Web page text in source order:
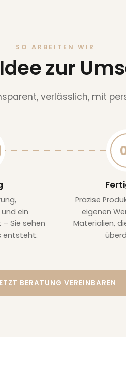
SO ARBEITEN WIR
zur
verlässlich, mit
ein
Sie sehen
entsteht.
Präzise
eigenen
Materialien,
BERATUNG VEREINBAREN